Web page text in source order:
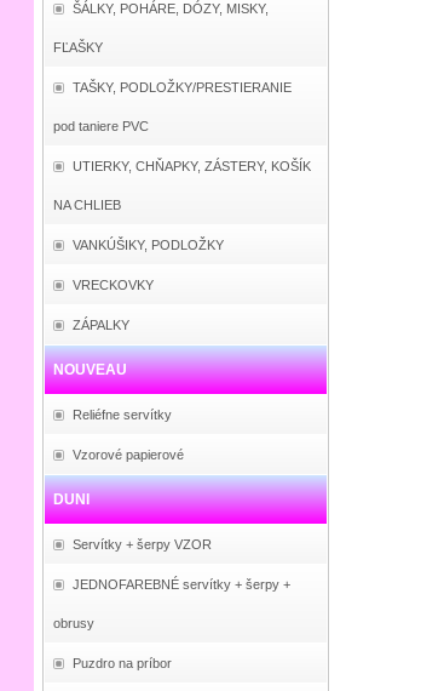
ŠÁLKY, POHÁRE, DÓZY, MISKY,
FĽAŠKY
TAŠKY, PODLOŽKY/PRESTIERANIE
pod taniere PVC
UTIERKY, CHŇAPKY, ZÁSTERY, KOŠÍK
NA CHLIEB
VANKÚŠIKY, PODLOŽKY
VRECKOVKY
ZÁPALKY
NOUVEAU
Reliéfne servítky
Vzorové papierové
DUNI
Servítky + šerpy VZOR
JEDNOFAREBNÉ servítky + šerpy +
obrusy
Puzdro na príbor